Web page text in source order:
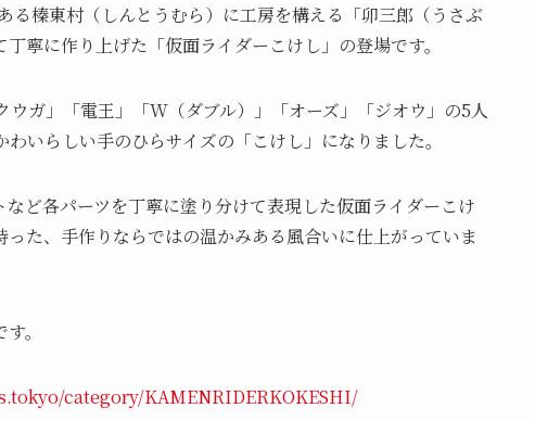
榛東村（しんとうむら）に工房を構える「卯三郎（うさぶ
寧に作り上げた「仮面ライダーこけし」の登場です。
ガ」「電王」「W（ダブル）」「オーズ」「ジオウ」の5人
いらしい手のひらサイズの「こけし」になりました。
ど各パーツを丁寧に塗り分けて表現した仮面ライダーこけ
た、手作りならではの温かみある風合いに仕上がっていま
。
category/KAMENRIDERKOKESHI/